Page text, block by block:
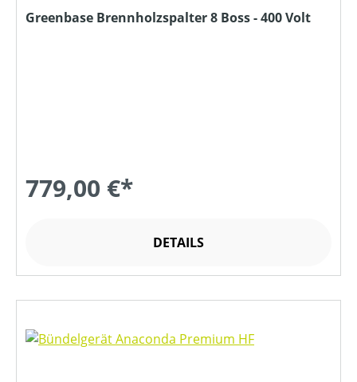
Greenbase Brennholzspalter 8 Boss - 400 Volt
779,00 €*
DETAILS